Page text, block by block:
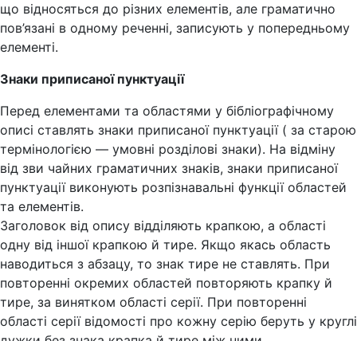
що відносяться до різних елементів, але граматично
пов’язані в одному реченні, записують у попередньому
елементі.
Знаки приписаної пунктуації
Перед елементами та областями у бібліографічному
описі ставлять знаки приписаної пунктуації ( за старою
термінологією — умовні розділові знаки). На відміну
від зви чайних граматичних знаків, знаки приписаної
пунктуації виконують розпізнавальні функції областей
та елементів.
Заголовок від опису відділяють крапкою, а області
одну від іншої крапкою й тире. Якщо якась область
наводиться з абзацу, то знак тире не ставлять. При
повторенні окремих областей повторяють крапку й
тире, за винятком області серії. При повторенні
області серії відомості про кожну серію беруть у круглі